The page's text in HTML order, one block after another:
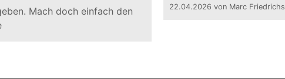
Mach doch einfach den
22.04.2026 von Marc Friedrichs